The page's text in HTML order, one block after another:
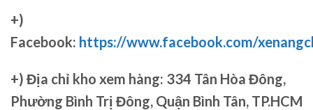
+)
Facebook: https://www.facebook.com/
+) Địa chỉ kho xem hàng: 334 Tân Hòa Đông,
Phường Bình Trị Đông, Quận Bình Tân, TP.HCM